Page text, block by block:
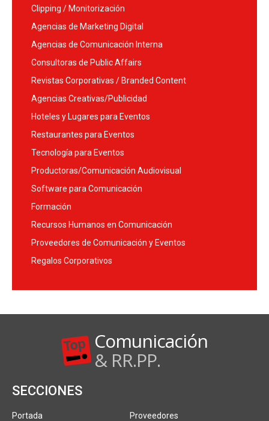
Clipping / Monitorización
Agencias de Marketing Digital
Agencias de Comunicación Interna
Consultoras de Public Affairs
Revistas Corporativas / Branded Content
Agencias Creativas/Publicidad
Hoteles y Lugares para Eventos
Restaurantes para Eventos
Tecnología para Eventos
Productoras/Comunicación Audiovisual
Software para Comunicación
Formación
Recursos Humanos en Comunicación
Proveedores de Comunicación y Eventos
Regalos Corporativos
Comunicación
& RR.PP.
SECCIONES
Portada
Proveedores